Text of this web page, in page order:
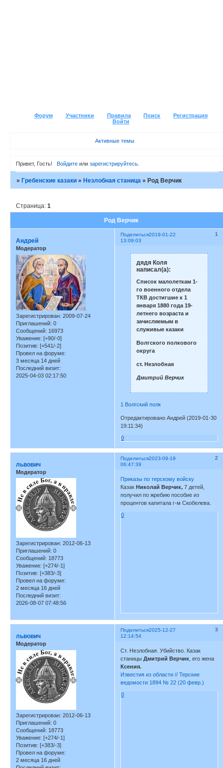
Форум Участники Правила Поиск
Регистрация
Войти
Активные темы
Привет, Гость! Войдитеили зарегистрируйтесь.
»Гребенские казаки »Незлобная станица »Род Верчик
Род Верчик
Страница:1
Поделиться 1
2019-01-22
13:09:03
Андрей
Модератор
Зарегистрирован: 2009-07-24
Приглашений: 0
Сообщений: 16973
Уважение: [+90/-0]
Позитив: [+541/-2]
Провел на форуме:
3 месяца 14 дней
Последний визит:
2025-04-03 02:17:50
дядя Коля
написал(а):
Список малолеткам 1-
го военного отдела
ТКВ достигшие к 1
января 1880 года 19-
летнего возраста и
зачисляемым в
служивые казаки
Волгского полкового
округа
ст. Незлобная
Дмитрий Верчик
1 Волгский полк
Отредактировано Андрей (2019-01-30
19:11:34)
0
Поделиться 2
2023-09-19
06:47:39
львович
Модератор
Зарегистрирован: 2012-06-13
Приглашений: 0
Сообщений: 18773
Уважение: [+274/-1]
Позитив: [+383/-3]
Провел на форуме:
2 месяца 16 дней
Последний визит:
2026-08-07 07:48:56
Приказы по терскому войску
КазакНиколай Верчик, 7 детей,
получил по жребию пособие из
процентов капитала г-м Скобелева.
0
Поделиться 3
2025-12-27
12:14:54
львович
Модератор
Зарегистрирован: 2012-06-13
Приглашений: 0
Сообщений: 18773
Уважение: [+274/-1]
Позитив: [+383/-3]
Провел на форуме:
2 месяца 16 дней
Ст. Незлобная. Убийство. Казак
станицы Дмитрий Верчик , его жена
Ксения.
Известия из области // Терские
ведомости 1894 № 22 (20 февр.)
0